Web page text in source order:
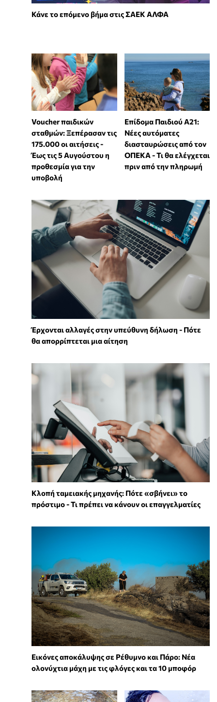
Κάνε το επόμενο βήμα στις ΣΑΕΚ ΑΛΦΑ
Voucher παιδικών
σταθμών: Ξεπέρασαν τις
175.000 οι αιτήσεις -
Έως τις 5 Αυγούστου η
προθεσμία για την
υποβολή
Επίδομα Παιδιού Α21:
Νέες αυτόματες
διασταυρώσεις από τον
ΟΠΕΚΑ - Τι θα ελέγχεται
πριν από την πληρωμή
Έρχονται αλλαγές στην υπεύθυνη δήλωση - Πότε
θα απορρίπτεται μια αίτηση
Κλοπή ταμειακής μηχανής: Πότε «σβήνει» το
πρόστιμο - Τι πρέπει να κάνουν οι επαγγελματίες
Εικόνες αποκάλυψης σε Ρέθυμνο και Πάρο: Νέα
ολονύχτια μάχη με τις φλόγες και τα 10 μποφόρ